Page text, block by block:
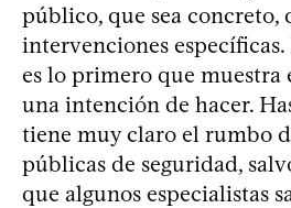
público, que sea concreto,
intervenciones
es lo primero que muestra
una intención de hacer.
tiene muy claro el rumbo
públicas de seguridad,
que algunos especialistas